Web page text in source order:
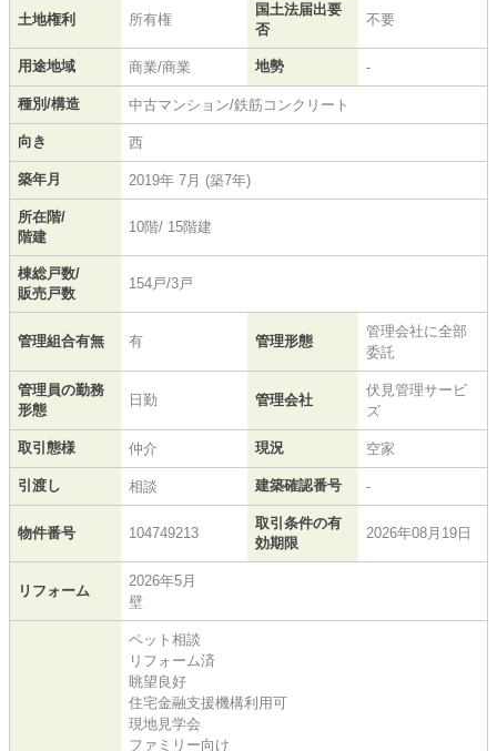
土地権利 所有権
国土法届出要
否
不要
用途地域 商業/商業 地勢 -
種別/構造 中古マンション/鉄筋コンクリート
向き 西
築年月 2019年 7月 (築7年)
所在階/
階建
10階/ 15階建
棟総戸数/
販売戸数
154戸/3戸
管理組合有無 有 管理形態
管理会社に全部
委託
管理員の勤務
形態
日勤 管理会社
伏見管理サービ
ズ
取引態様 仲介 現況 空家
引渡し 相談 建築確認番号 -
物件番号 104749213
取引条件の有
効期限
2026年08月19日
リフォーム
2026年5月
壁
ペット相談
リフォーム済
眺望良好
住宅金融支援機構利用可
現地見学会
ファミリー向け